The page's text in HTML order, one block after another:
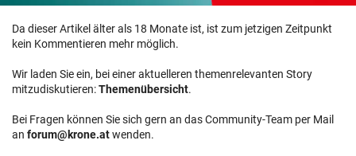
Da dieser Artikel älter als 18 Monate ist, ist zum jetzigen Zeitpunkt
kein Kommentieren mehr möglich.
Wir laden Sie ein, bei einer aktuelleren themenrelevanten Story
mitzudiskutieren:Themenübersicht.
Bei Fragen können Sie sich gern an das Community-Team per Mail
an forum@krone.atwenden.